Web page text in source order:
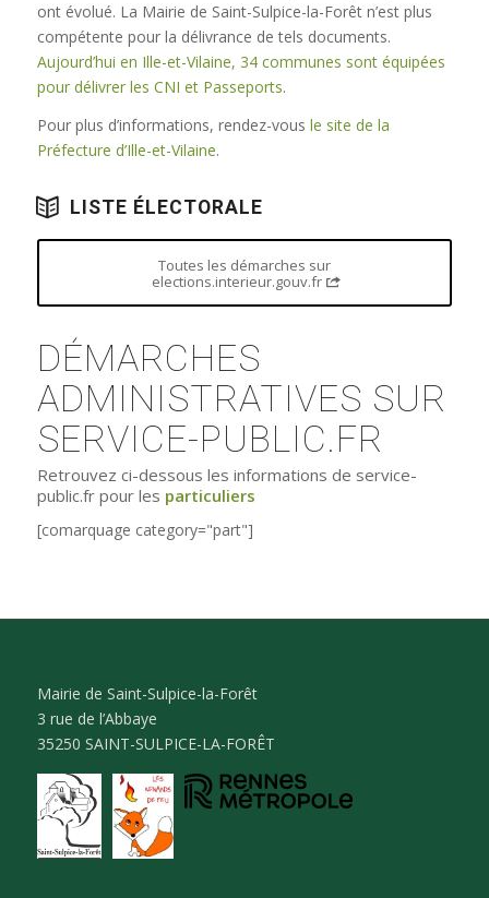
ont évolué. La Mairie de Saint-Sulpice-la-Forêt n’est plus
compétente pour la délivrance de tels documents.
Aujourd’hui en Ille-et-Vilaine, 34 communes sont équipées
pour délivrer les CNI et Passeports.
Pour plus d’informations, rendez-vous le site de la
Préfecture d’Ille-et-Vilaine.
LISTE ÉLECTORALE
Toutes les démarches sur
elections.interieur.gouv.fr
DÉMARCHES
ADMINISTRATIVES SUR
SERVICE-PUBLIC.FR
Retrouvez ci-dessous les informations de service-
public.fr pour les particuliers
[comarquage category="part"]
Mairie de Saint-Sulpice-la-Forêt
3 rue de l’Abbaye
35250 SAINT-SULPICE-LA-FORÊT